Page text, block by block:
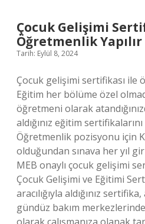
Çocuk Gelişimi
Öğretmenlik Yapılır
Tarih: Eylül 8, 2024
Çocuk gelişimi sertifikası ile
Eğitim her bölüme özel
öğretmeni olarak
aldığınız eğitim
Öğretmenlik pozisyonu için
olduğundan sınava her yıl
MEB onaylı çocuk gelişimi
Çocuk Gelişimi ve Eğitimi
aracılığıyla aldığınız
gündüz bakım merkezlerinde